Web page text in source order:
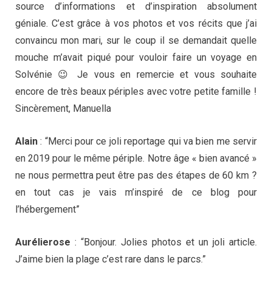
source d’informations et d’inspiration absolument
géniale. C’est grâce à vos photos et vos récits que j’ai
convaincu mon mari, sur le coup il se demandait quelle
mouche m’avait piqué pour vouloir faire un voyage en
Solvénie 😉 Je vous en remercie et vous souhaite
encore de très beaux périples avec votre petite famille !
Sincèrement, Manuella
Alain : “Merci pour ce joli reportage qui va bien me servir
en 2019 pour le même périple. Notre âge « bien avancé »
ne nous permettra peut être pas des étapes de 60 km ?
en tout cas je vais m’inspiré de ce blog pour
l’hébergement”
Aurélierose : “Bonjour. Jolies photos et un joli article.
J’aime bien la plage c’est rare dans le parcs.”